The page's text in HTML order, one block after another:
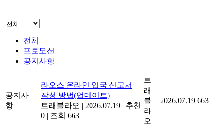
전체
프로모션
공지사항
공지사
항
라오스 온라인 입국 신고서
작성 방법(업데이트)
트래블라오 | 2026.07.19 | 추천
0 | 조회 663
트
래
블
라
오
2026.07.19 663